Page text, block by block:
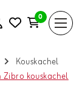
0
Kouskachel
Zibro kouskachel